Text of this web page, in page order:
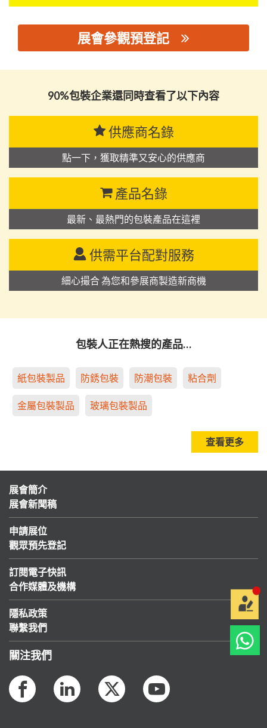
展會參觀預登記
90%包裝企業還同時查看了以下內容
供應商名錄
點一下，獲取精準又安心的供應商
產品名錄
最新、最熱門的包裝產品在這裡
供需平台配對服務
細心撮合 為您和參展商製造新商機
包裝人正在熱搜的產品…
紙包裝製品 防銹包裝 防潮包裝 粘合劑
金屬包裝製品 玻璃包裝製品
查看更多
展會簡介
展會新聞稿
申請展位
觀眾預先登記
訂閱電子快訊
合作媒體及機構
隱私政策
聯繫我們
關注我們